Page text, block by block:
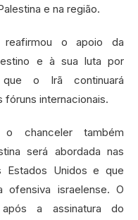
e na região.
reafirmou o apoio da
e à sua luta por
que o Irã continuará
fóruns internacionais.
chanceler também
será abordada nas
Unidos e que
ofensiva israelense. O
a assinatura do